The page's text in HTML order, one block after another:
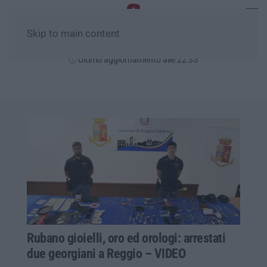
Skip to main content
Ultimo aggiornamento alle 22:35
Rubano gioielli, oro ed orologi: arrestati
due georgiani a Reggio – VIDEO